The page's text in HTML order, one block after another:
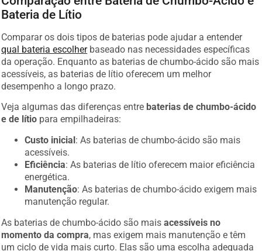
Bateria de Lítio
Comparar os dois tipos de baterias pode ajudar a entender
qual bateria escolherbaseado nas necessidades específicas
da operação. Enquanto as baterias de chumbo-ácido são mais
acessíveis, as baterias de lítio oferecem um melhor
desempenho a longo prazo.
Veja algumas das diferenças entre baterias de chumbo-ácido
e de lítio para empilhadeiras:
Custo inicial : As baterias de chumbo-ácido são mais
acessíveis.
Eficiência
: As baterias de lítio oferecem maior eficiência
energética.
Manutenção
: As baterias de chumbo-ácido exigem mais
manutenção regular.
As baterias de chumbo-ácido são mais
acessíveis no
momento da compra
, mas exigem mais manutenção e têm
um ciclo de vida mais curto. Elas são uma escolha adequada